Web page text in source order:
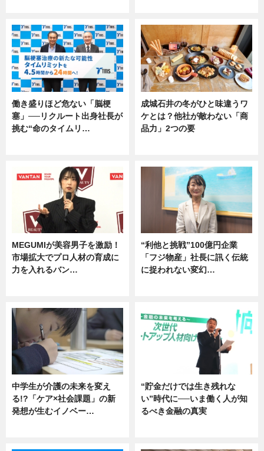
働き盛りほど危ない「脳梗
塞」──リクルート出身社長が
挑む“命のタイムリ…
成城石井の冬がひと味違うワ
ケとは？他社が敵わない「商
品力」2つの要
MEGUMIが美容男子を激励！
市場拡大でプロ人材の育成に
力を入れるバン…
“利他と挑戦”100億円企業
「フジ物産」社長に訊く伝統
に捉われない変幻…
中学生が介護の未来を変え
る!?「ケア×社会課題」の新
発想が生むイノベー…
“貯金だけでは生き残れな
い”時代に──いま働く人が知
るべき金融の真実